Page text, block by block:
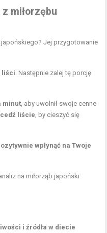
miłorzębu
japońskiego? Jej przygotowanie
liści . Następnie zalej tę porcję
minut , aby uwolnił swoje cenne
liście , by cieszyć się
wpłynąć na Twoje
na miłorząb japoński
i źródła w diecie